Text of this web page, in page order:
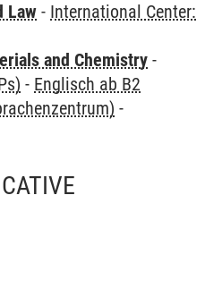
Law - International Center:
and Chemistry -
- Englisch ab B2
-